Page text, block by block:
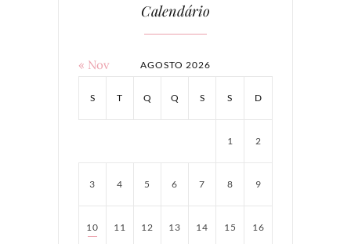
Calendário
AGOSTO 2026
S T Q Q S S D
1 2
3 4 5 6 7 8 9
10 11 12 13 14 15 16
« Nov